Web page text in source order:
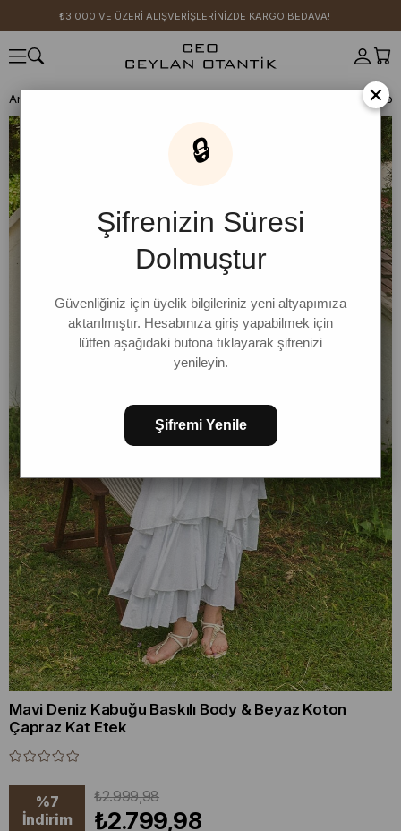
₺3.000 VE ÜZERİ ALIŞVERİŞLERİNİZDE KARGO BEDAVA!
Anasayfa
Mavi Deniz Kabuğu Baskılı Body & Beyaz Koton
Çapraz Kat Etek
%7
İndirim
₺2.999,98
₺2.799,98
×
🔒
Şifrenizin Süresi
Dolmuştur
Güvenliğiniz için üyelik bilgileriniz yeni altyapımıza
aktarılmıştır. Hesabınıza giriş yapabilmek için
lütfen aşağıdaki butona tıklayarak şifrenizi
yenileyin.
Şifremi Yenile